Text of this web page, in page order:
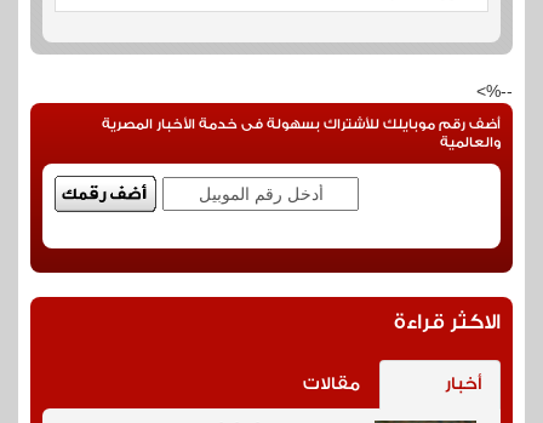
--%>
أضف رقم موبايلك للأشتراك بسهولة فى خدمة الأخبار المصرية
والعالمية
الاكثر قراءة
أخبار مقالات